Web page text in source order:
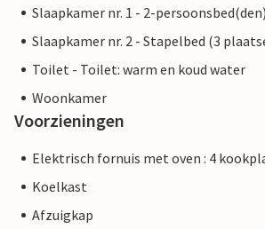
Slaapkamer nr. 1 - 2-
Slaapkamer nr. 2 - Stapelbed (3
Toilet - Toilet: warm en koud water
Woonkamer
Voorzieningen
Elektrisch fornuis met oven : 4
Koelkast
Afzuigkap